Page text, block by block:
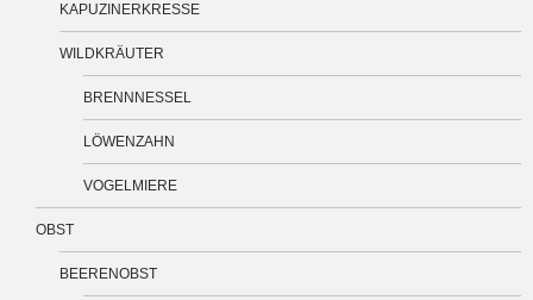
KAPUZINERKRESSE
WILDKRÄUTER
BRENNNESSEL
LÖWENZAHN
VOGELMIERE
OBST
BEERENOBST